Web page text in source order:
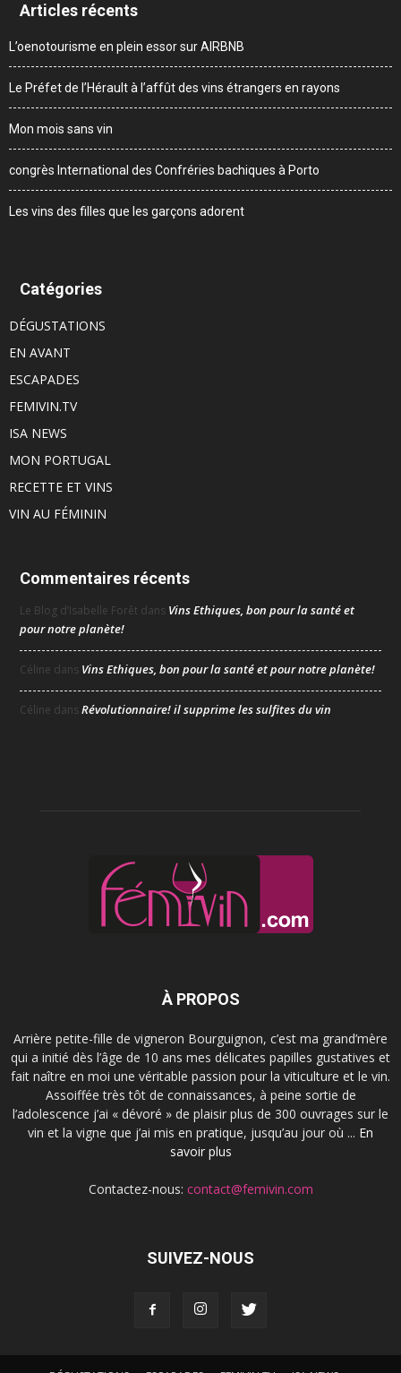
Articles récents
L’oenotourisme en plein essor sur AIRBNB
Le Préfet de l’Hérault à l’affût des vins étrangers en rayons
Mon mois sans vin
congrès International des Confréries bachiques à Porto
Les vins des filles que les garçons adorent
Catégories
DÉGUSTATIONS
EN AVANT
ESCAPADES
FEMIVIN.TV
ISA NEWS
MON PORTUGAL
RECETTE ET VINS
VIN AU FÉMININ
Commentaires récents
Le Blog d’Isabelle Forêt dans Vins Ethiques, bon pour la santé et
pour notre planète!
Céline dans Vins Ethiques, bon pour la santé et pour notre planète!
Céline dansRévolutionnaire! il supprime les sulfites du vin
À PROPOS
Arrière petite-fille de vigneron Bourguignon, c’est ma grand’mère
qui a initié dès l’âge de 10 ans mes délicates papilles gustatives et
fait naître en moi une véritable passion pour la viticulture et le vin.
Assoiffée très tôt de connaissances, à peine sortie de
l’adolescence j’ai « dévoré » de plaisir plus de 300 ouvrages sur le
vin et la vigne que j’ai mis en pratique, jusqu’au jour où ... En
savoir plus
Contactez-nous: contact@femivin.com
SUIVEZ-NOUS